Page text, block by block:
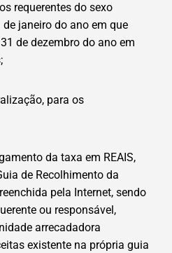
requerentes do sexo
janeiro do ano em que
de dezembro do ano em
para os
da taxa em REAIS,
de Recolhimento da
pela Internet, sendo
ou responsável,
arrecadadora
existente na própria guia